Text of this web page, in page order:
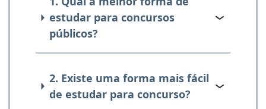
estudar para concursos
públicos?
2. Existe uma forma mais fácil
de estudar para concurso?